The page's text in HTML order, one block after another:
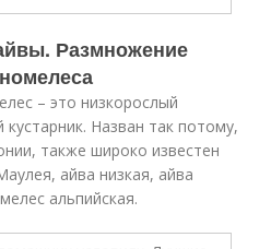
Размножение
– это низкорослый
Назван так потому,
также широко известен
айва низкая, айва
альпийская.